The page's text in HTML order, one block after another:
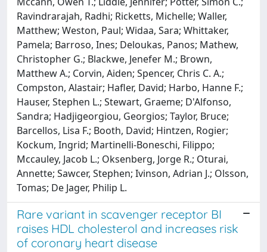
Ravindrarajah, Radhi; Ricketts, Michelle; Waller,
Matthew; Weston, Paul; Widaa, Sara; Whittaker,
Pamela; Barroso, Ines; Deloukas, Panos; Mathew,
Christopher G.; Blackwe, Jenefer M.; Brown,
Matthew A.; Corvin, Aiden; Spencer, Chris C. A.;
Compston, Alastair; Hafler, David; Harbo, Hanne F.;
Hauser, Stephen L.; Stewart, Graeme; D'Alfonso,
Sandra; Hadjigeorgiou, Georgios; Taylor, Bruce;
Barcellos, Lisa F.; Booth, David; Hintzen, Rogier;
Kockum, Ingrid; Martinelli-Boneschi, Filippo;
Mccauley, Jacob L.; Oksenberg, Jorge R.; Oturai,
Annette; Sawcer, Stephen; Ivinson, Adrian J.; Olsson,
Tomas; De Jager, Philip L.
Rare variant in scavenger receptor BI
raises HDL cholesterol and increases risk
of coronary heart disease